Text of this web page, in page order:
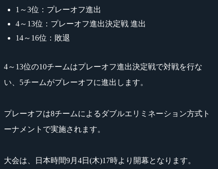
1～3位：プレーオフ進出
4～13位：プレーオフ進出決定戦 進出
14～16位：敗退
4～13位の10チームはプレーオフ進出決定戦で対戦を行な
い、5チームがプレーオフに進出します。
プレーオフは8チームによるダブルエリミネーション方式ト
ーナメントで実施されます。
大会は、日本時間9月4日(木)17時より開幕となります。